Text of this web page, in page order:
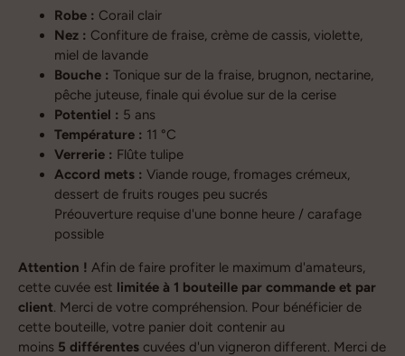
Robe : Corail clair
Nez : Confiture de fraise, crème de cassis, violette,
miel de lavande
Bouche : Tonique sur de la fraise, brugnon, nectarine,
pêche juteuse, finale qui évolue sur de la cerise
Potentiel : 5 ans
Température : 11 °C
Verrerie : Flûte tulipe
Accord mets : Viande rouge, fromages crémeux,
dessert de fruits rouges peu sucrés
Préouverture requise d'une bonne heure / carafage
possible
Attention ! Afin de faire profiter le maximum d'amateurs,
cette cuvée est limitée à 1 bouteille par commande et par
client. Merci de votre compréhension. Pour bénéficier de
cette bouteille, votre panier doit contenir au
moins 5 différentes cuvées d'un vigneron different. Merci de